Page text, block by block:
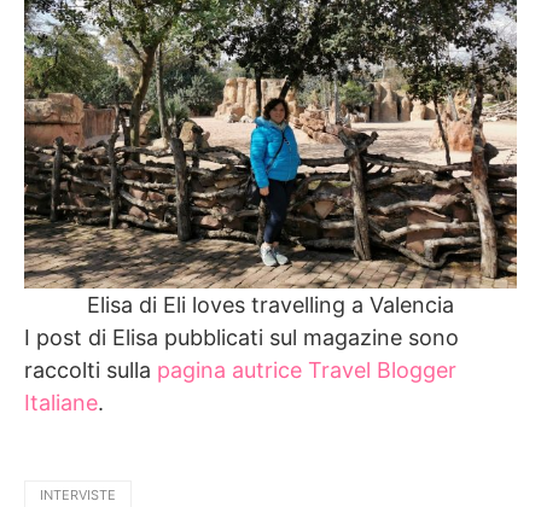
Elisa di Eli loves travelling a Valencia
I post di Elisa pubblicati sul magazine sono
raccolti sulla pagina autrice Travel Blogger
Italiane.
INTERVISTE